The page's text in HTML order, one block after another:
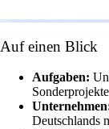
Auf einen Blick
Aufgaben:
Deutschlands